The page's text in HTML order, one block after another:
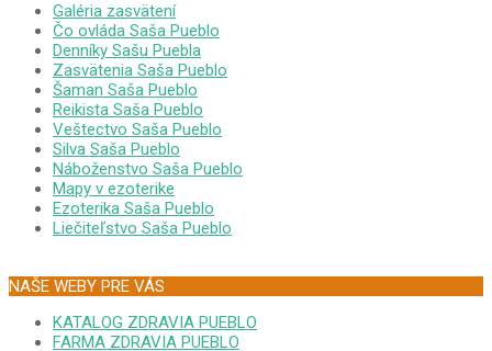
Galéria zasvätení
Čo ovláda Saša Pueblo
Denníky Sašu Puebla
Zasvätenia Saša Pueblo
Šaman Saša Pueblo
Reikista Saša Pueblo
Veštectvo Saša Pueblo
Silva Saša Pueblo
Náboženstvo Saša Pueblo
Mapy v ezoterike
Ezoterika Saša Pueblo
Liečiteľstvo Saša Pueblo
NAŠE WEBY PRE VÁS
KATALOG ZDRAVIA PUEBLO
FARMA ZDRAVIA PUEBLO